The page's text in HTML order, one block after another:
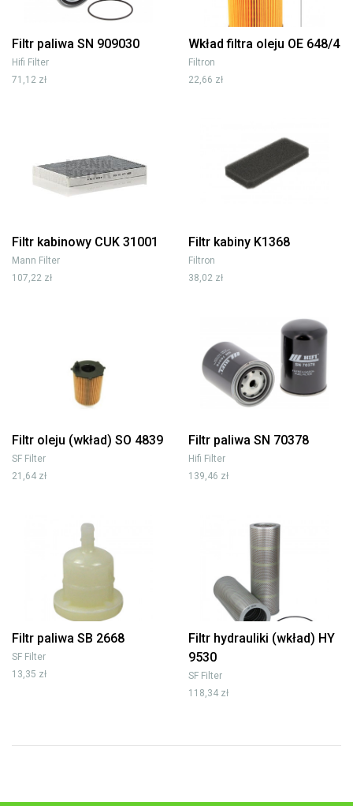
Filtr paliwa SN 909030
Hifi Filter
71,12 zł
Wkład filtra oleju OE 648/4
Filtron
22,66 zł
Filtr kabinowy CUK 31001
Mann Filter
107,22 zł
Filtr kabiny K1368
Filtron
38,02 zł
Filtr oleju (wkład) SO 4839
SF Filter
21,64 zł
Filtr paliwa SN 70378
Hifi Filter
139,46 zł
Filtr paliwa SB 2668
SF Filter
13,35 zł
Filtr hydrauliki (wkład) HY
9530
SF Filter
118,34 zł